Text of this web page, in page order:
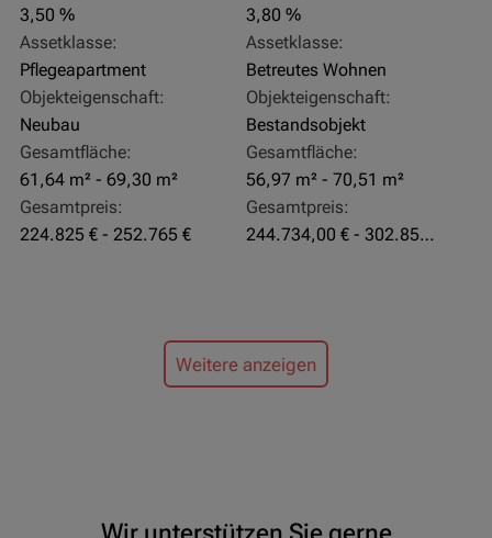
3,50 %
Assetklasse:
Pflegeapartment
Objekteigenschaft:
Neubau
Gesamtfläche:
61,64 m² - 69,30 m²
Gesamtpreis:
224.825 € - 252.765 €
3,80 %
Assetklasse:
Betreutes Wohnen
Objekteigenschaft:
Bestandsobjekt
Gesamtfläche:
56,97 m² - 70,51 m²
Gesamtpreis:
244.734,00 € - 302.855,00 €
Weitere anzeigen